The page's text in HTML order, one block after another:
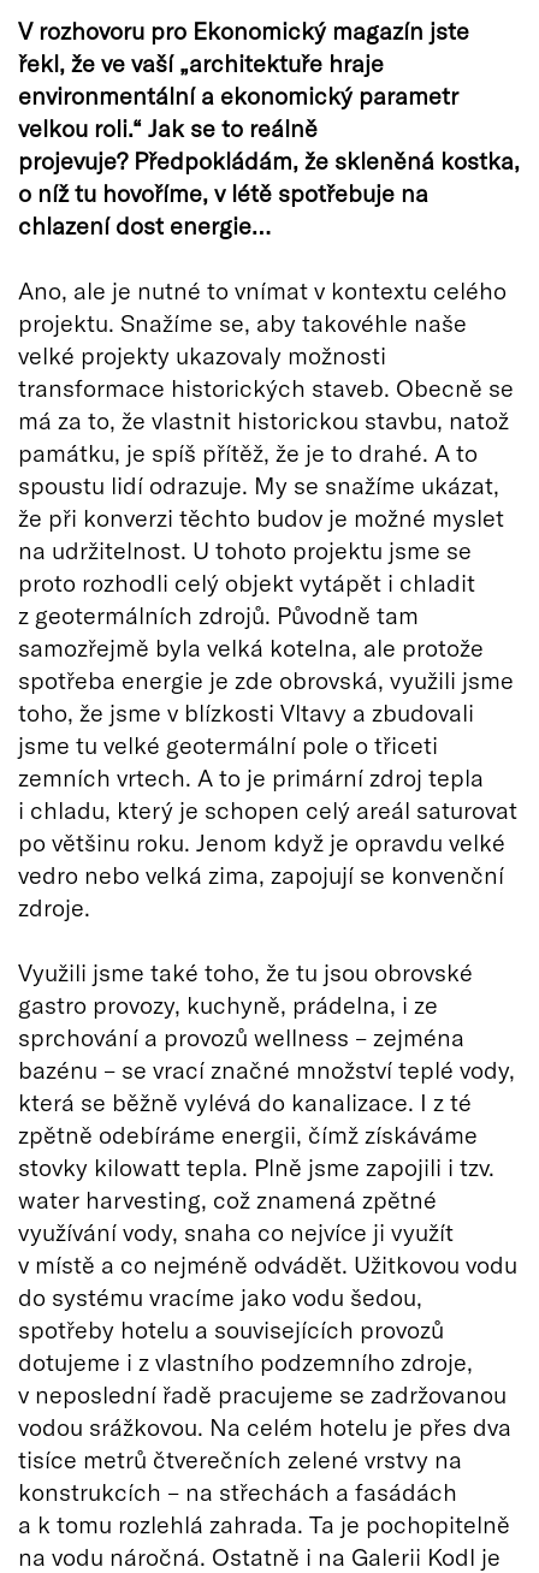
V rozhovoru pro Ekonomický magazín jste
řekl, že ve vaší „architektuře hraje
environmentální a ekonomický parametr
velkou roli.“ Jak se to reálně
projevuje? Předpokládám, že skleněná kostka,
o níž tu hovoříme, v létě spotřebuje na
chlazení dost energie…
Ano, ale je nutné to vnímat v kontextu celého
projektu. Snažíme se, aby takovéhle naše
velké projekty ukazovaly možnosti
transformace historických staveb. Obecně se
má za to, že vlastnit historickou stavbu, natož
památku, je spíš přítěž, že je to drahé. A to
spoustu lidí odrazuje. My se snažíme ukázat,
že při konverzi těchto budov je možné myslet
na udržitelnost. U tohoto projektu jsme se
proto rozhodli celý objekt vytápět i chladit
z geotermálních zdrojů. Původně tam
samozřejmě byla velká kotelna, ale protože
spotřeba energie je zde obrovská, využili jsme
toho, že jsme v blízkosti Vltavy a zbudovali
jsme tu velké geotermální pole o třiceti
zemních vrtech. A to je primární zdroj tepla
i chladu, který je schopen celý areál saturovat
po většinu roku. Jenom když je opravdu velké
vedro nebo velká zima, zapojují se konvenční
zdroje.
Využili jsme také toho, že tu jsou obrovské
gastro provozy, kuchyně, prádelna, i ze
sprchování a provozů wellness – zejména
bazénu – se vrací značné množství teplé vody,
která se běžně vylévá do kanalizace. I z té
zpětně odebíráme energii, čímž získáváme
stovky kilowatt tepla. Plně jsme zapojili i tzv.
water harvesting, což znamená zpětné
využívání vody, snaha co nejvíce ji využít
v místě a co nejméně odvádět. Užitkovou vodu
do systému vracíme jako vodu šedou,
spotřeby hotelu a souvisejících provozů
dotujeme i z vlastního podzemního zdroje,
v neposlední řadě pracujeme se zadržovanou
vodou srážkovou. Na celém hotelu je přes dva
tisíce metrů čtverečních zelené vrstvy na
konstrukcích – na střechách a fasádách
a k tomu rozlehlá zahrada. Ta je pochopitelně
na vodu náročná. Ostatně i na Galerii Kodl je